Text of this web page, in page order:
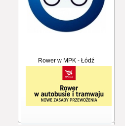
Rower w MPK - Łódź